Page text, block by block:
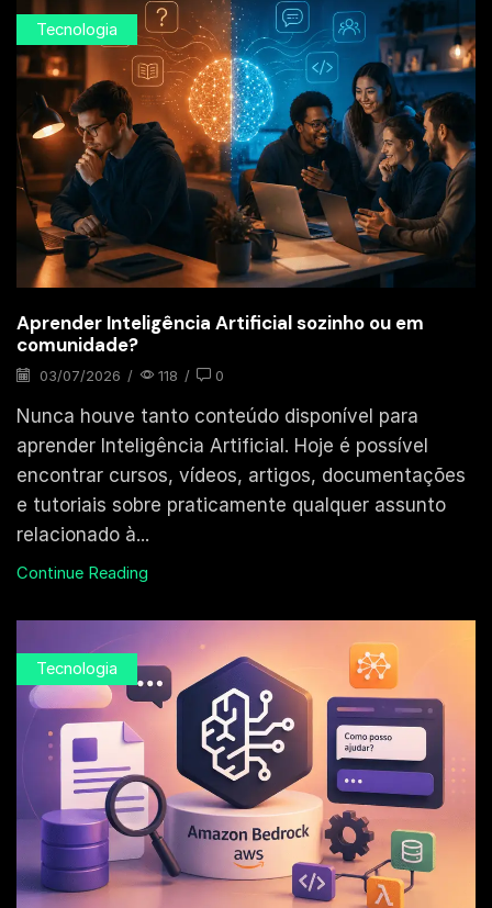
Tecnologia
Aprender Inteligência Artificial sozinho ou em
comunidade?
03/07/2026 / 118 / 0
Nunca houve tanto conteúdo disponível para
aprender Inteligência Artificial. Hoje é possível
encontrar cursos, vídeos, artigos, documentações
e tutoriais sobre praticamente qualquer assunto
relacionado à...
Continue Reading
Tecnologia